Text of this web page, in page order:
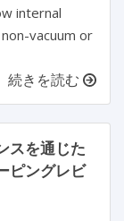
internal
vacuum or
続きを読む
スを通じた
ピングレビ